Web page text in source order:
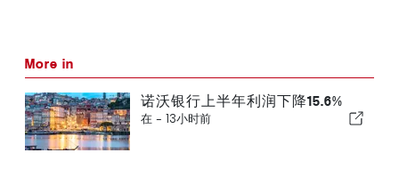
More in
诺沃银行上半年利润下降15.6%
在 - 13小时前